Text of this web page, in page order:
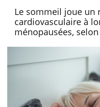
Le sommeil joue un
cardiovasculaire à
ménopausées,